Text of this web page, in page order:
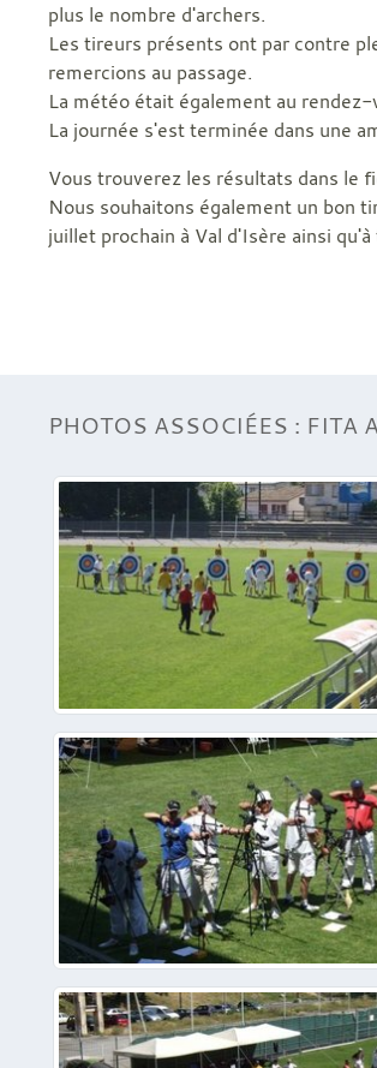
plus le nombre d'archers.
Les tireurs présents ont par contre
remercions au passage.
La météo était également au
La journée s'est terminée dans une
Vous trouverez les résultats dans le
Nous souhaitons également un bon
juillet prochain à Val d'Isère ainsi
PHOTOS ASSOCIÉES : FITA